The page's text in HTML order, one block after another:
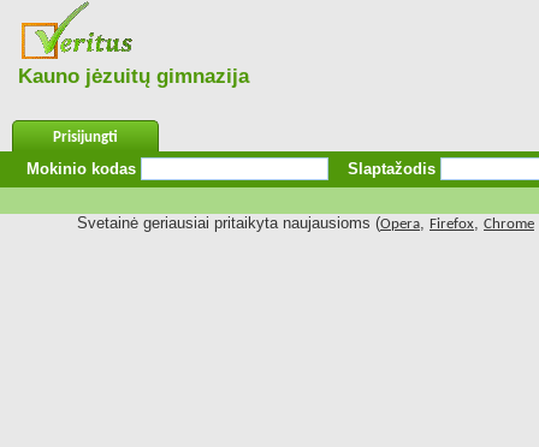
Kauno jėzuitų gimnazija
Prisijungti
Mokinio kodas Slaptažodis
Svetainė geriausiai pritaikyta naujausioms (Opera, Firefox, Chrome